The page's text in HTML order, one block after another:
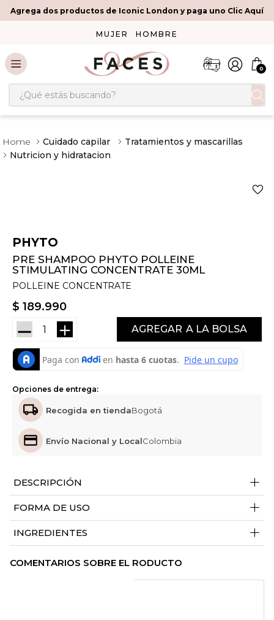
Agrega dos productos de Iconic London y paga uno Clic Aquí
MUJER HOMBRE
0
¿Qué estás buscando?
Cuidado capilar
Tratamientos y mascarillas
Nutricion y hidratacion
PHYTO
PRE SHAMPOO PHYTO POLLEINE
STIMULATING CONCENTRATE 30ML
POLLEINE CONCENTRATE
$ 189.990
＋
－ AGREGAR
Opciones de entrega:
Recogida en tiendaBogotá
Envío Nacional y LocalColombia
DESCRIPCIÓN +
FORMA DE USO +
INGREDIENTES +
COMENTARIOS SOBRE EL RODUCTO